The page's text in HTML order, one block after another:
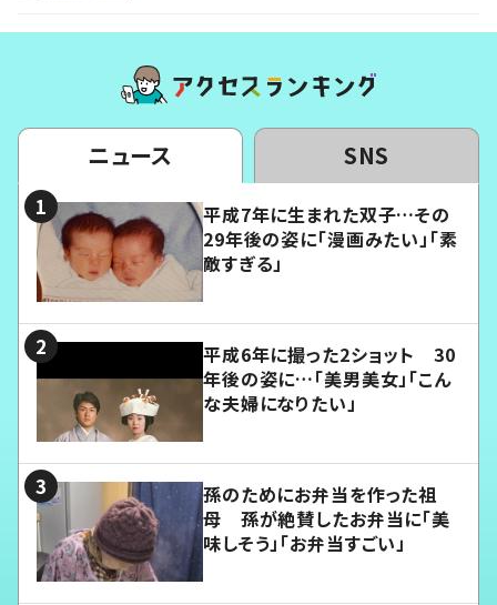
ニュース SNS
平成7年に生まれた双子…その
29年後の姿に「漫画みたい」「素
敵すぎる」
平成6年に撮った2ショット 30
年後の姿に…「美男美女」「こん
な夫婦になりたい」
孫のためにお弁当を作った祖
母 孫が絶賛したお弁当に「美
味しそう」「お弁当すごい」